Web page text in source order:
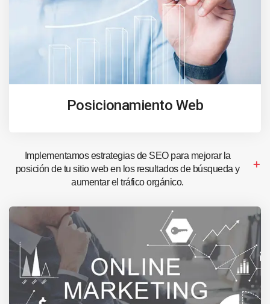
Posicionamiento Web
Implementamos estrategias de SEO para mejorar la
posición de tu sitio web en los resultados de búsqueda y
aumentar el tráfico orgánico.